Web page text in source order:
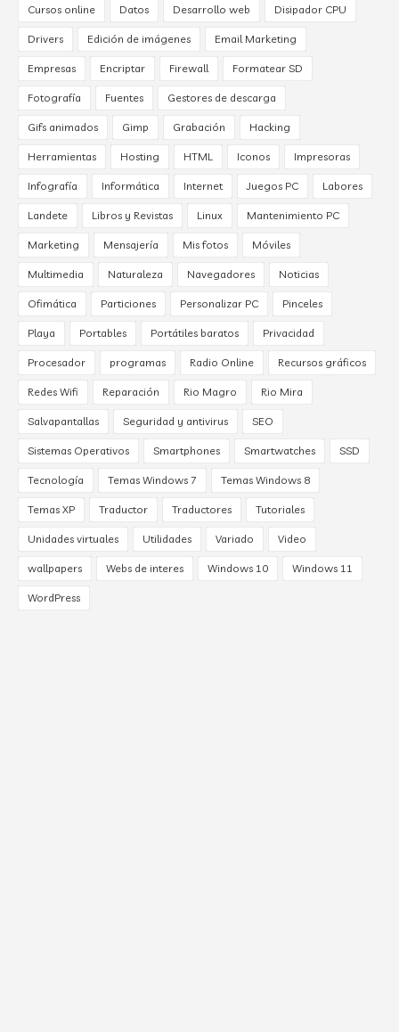
Cursos online Datos Desarrollo web Disipador CPU
Drivers Edición de imágenes Email Marketing
Empresas Encriptar Firewall Formatear SD
Fotografía Fuentes Gestores de descarga
Gifs animados Gimp Grabación Hacking
Herramientas Hosting HTML Iconos Impresoras
Infografía Informática Internet Juegos PC Labores
Landete Libros y Revistas Linux Mantenimiento PC
Marketing Mensajería Mis fotos Móviles
Multimedia Naturaleza Navegadores Noticias
Ofimática Particiones Personalizar PC Pinceles
Playa Portables Portátiles baratos Privacidad
Procesador programas Radio Online Recursos gráficos
Redes Wifi Reparación Rio Magro Rio Mira
Salvapantallas Seguridad y antivirus SEO
Sistemas Operativos Smartphones Smartwatches SSD
Tecnología Temas Windows 7 Temas Windows 8
Temas XP Traductor Traductores Tutoriales
Unidades virtuales Utilidades Variado Video
wallpapers Webs de interes Windows 10 Windows 11
WordPress